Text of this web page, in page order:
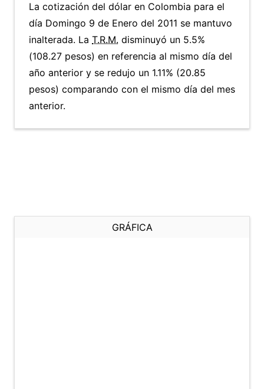
La cotización del dólar en Colombia para el
día Domingo 9 de Enero del 2011 se mantuvo
inalterada. La T.R.M. disminuyó un 5.5%
(108.27 pesos) en referencia al mismo día del
año anterior y se redujo un 1.11% (20.85
pesos) comparando con el mismo día del mes
anterior.
GRÁFICA